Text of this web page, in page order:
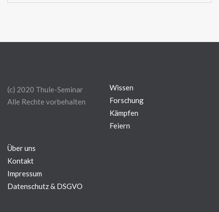
(c) 2020 Thule-Seminar
Alle Rechte vorbehalten
Wissen
Forschung
Kämpfen
Feiern
Über uns
Kontakt
Impressum
Datenschutz & DSGVO